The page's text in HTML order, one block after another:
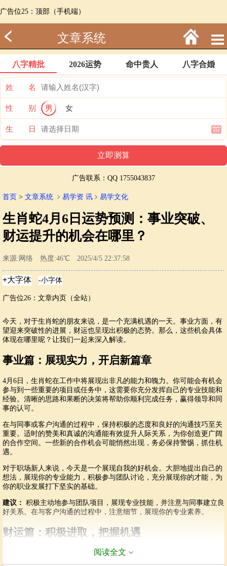
广告位25：顶部（手机端）
文章系统
八字精批 2026运势 命中贵人 八字合婚
姓 名
性 别 男 女
生 日
广告联系：QQ 1755043837
首页 > 文章系统 ﹥ 易学资 讯 ﹥ 易学文化
生肖蛇4月6日运势预测：事业突破、
财运提升的机会在哪里？
来源:网络 热度:46℃ 2025/4/5 22:37:58
广告位26：文章内页（全站）
今天，对于生肖蛇的朋友来说，是一个充满机遇的一天。事业方面，有
望迎来突破性的进展，财运也呈现出积极的态势。那么，这些机会具体
体现在哪里呢？让我们一起来深入解读。
事业篇：展现实力，开启新篇章
4月6日，生肖蛇在工作中将展现出非凡的能力和魄力。你可能会有机会
参与到一些重要的项目或任务中，这需要你充分发挥自己的专业技能和
经验。清晰的思路和果断的决策将帮助你顺利完成任务，赢得领导和同
事的认可。
在与同事或客户沟通的过程中，保持积极的态度和良好的沟通技巧至关
重要。适时的赞美和真诚的沟通能有效提升人际关系，为你创造更广阔
的合作空间。一些新的合作机会可能悄然出现，务必保持警惕，抓住机
遇。
对于职场新人来说，今天是一个展现自我的好机会。大胆地提出自己的
想法，展现你的专业能力，积极参与团队讨论，充分展现你的才能，为
你的职业发展打下坚实的基础。
建议： 积极主动地参与团队项目，展现专业技能，并注意与同事建立良
好关系。在与客户沟通的过程中，注意细节，展现你的专业素养。
财运篇：积极进取，把握机遇
4月6日，生肖蛇的财运相对较好，适合进行一些投资理财活动。但切忌
阅读全文